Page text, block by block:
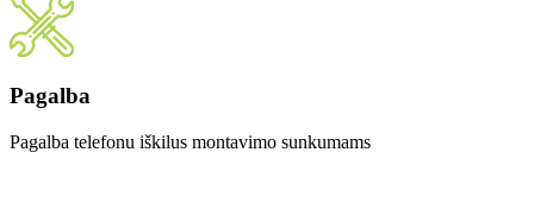
Pagalba
Pagalba telefonu iškilus montavimo sunkumams